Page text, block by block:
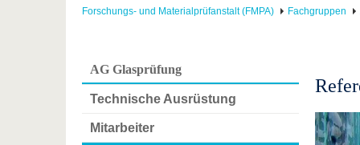
Forschungs- und Materialprüfanstalt (FMPA) Fachgruppen
AG Glasprüfung
Technische Ausrüstung
Mitarbeiter